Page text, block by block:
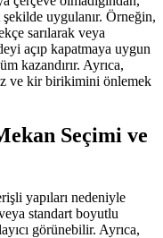
uygulanır. Örneğin,
sarılarak veya
açıp kapatmaya uygun
kazandırır. Ayrıca,
ve kir birikimini önlemek
Seçimi ve
yapıları nedeniyle
standart boyutlu
görünebilir. Ayrıca,